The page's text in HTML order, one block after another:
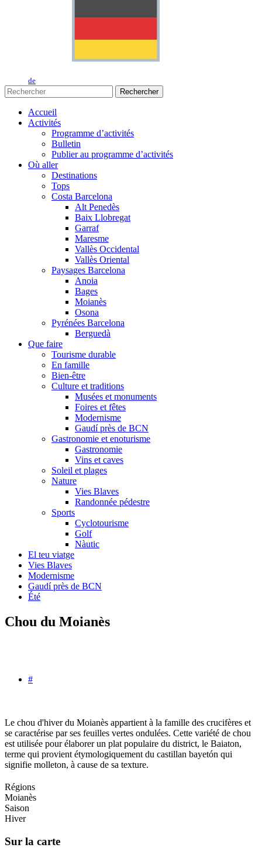
de
Rechercher
Accueil
Activités
Programme d’activités
Bulletin
Publier au programme d’activités
Où aller
Destinations
Tops
Costa Barcelona
Alt Penedès
Baix Llobregat
Garraf
Maresme
Vallès Occidental
Vallès Oriental
Paysages Barcelona
Anoia
Bages
Moianès
Osona
Pyrénées Barcelona
Berguedà
Que faire
Tourisme durable
En famille
Bien-être
Culture et traditions
Musées et monuments
Foires et fêtes
Modernisme
Gaudí près de BCN
Gastronomie et enoturisme
Gastronomie
Vins et caves
Soleil et plages
Nature
Vies Blaves
Randonnée pédestre
Sports
Cyclotourisme
Golf
Nàutic
El teu viatge
Vies Blaves
Modernisme
Gaudí près de BCN
Été
Chou du Moianès
#
Le chou d'hiver du Moianès appartient à la famille des crucifères et
se caractérise par ses feuilles vertes ondulées. Cette variété de chou
est utilisée pour élaborer un plat populaire du district, le Baiaton,
terme qui provient étymologiquement du castillan bayetón qui
signifie molleton, à cause de sa texture.
Régions
Moianès
Saison
Hiver
Sur la carte